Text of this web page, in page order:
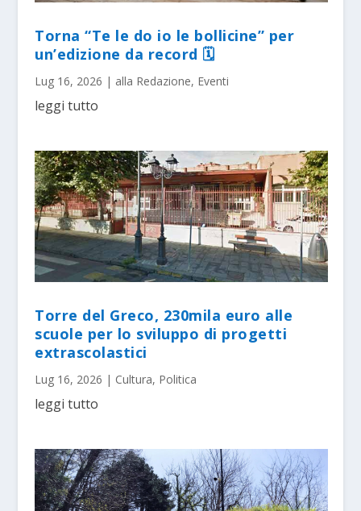
Torna “Te le do io le bollicine” per
un’edizione da record 🗓
Lug 16, 2026 | alla Redazione, Eventi
leggi tutto
Torre del Greco, 230mila euro alle
scuole per lo sviluppo di progetti
extrascolastici
Lug 16, 2026 | Cultura, Politica
leggi tutto